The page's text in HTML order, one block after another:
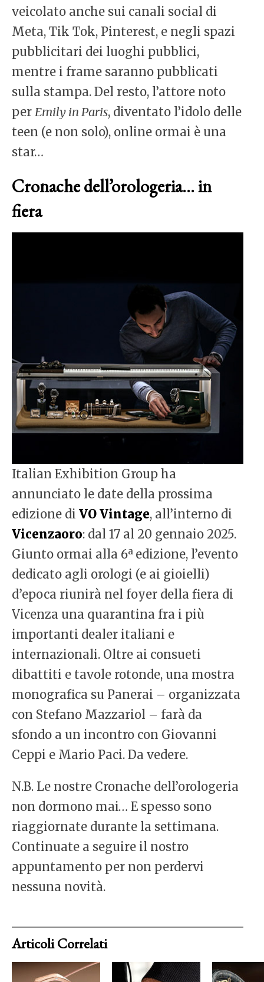
veicolato anche sui canali social di
Meta, Tik Tok, Pinterest, e negli spazi
pubblicitari dei luoghi pubblici,
mentre i frame saranno pubblicati
sulla stampa. Del resto, l’attore noto
per Emily in Paris, diventato l’idolo delle
teen (e non solo), online ormai è una
star…
Cronache dell’orologeria… in
fiera
Italian Exhibition Group ha
annunciato le date della prossima
edizione di VO Vintage, all’interno di
Vicenzaoro: dal 17 al 20 gennaio 2025.
Giunto ormai alla 6a edizione, l’evento
dedicato agli orologi (e ai gioielli)
d’epoca riunirà nel foyer della fiera di
Vicenza una quarantina fra i più
importanti dealer italiani e
internazionali. Oltre ai consueti
dibattiti e tavole rotonde, una mostra
monografica su Panerai – organizzata
con Stefano Mazzariol – farà da
sfondo a un incontro con Giovanni
Ceppi e Mario Paci. Da vedere.
N.B. Le nostre Cronache dell’orologeria
non dormono mai… E spesso sono
riaggiornate durante la settimana.
Continuate a seguire il nostro
appuntamento per non perdervi
nessuna novità.
Articoli Correlati